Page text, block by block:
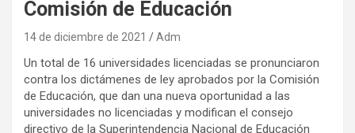
Comisión de Educación
14 de diciembre de 2021 Adm
Un total de 16 universidades licenciadas se pronunciaron
contra los dictámenes de ley aprobados por la Comisión
de Educación, que dan una nueva oportunidad a las
universidades no licenciadas y modifican el consejo
directivo de la Superintendencia Nacional de Educación